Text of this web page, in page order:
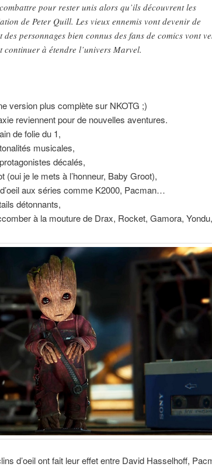
pour rester unis alors qu’ils découvrent les
de Peter Quill. Les vieux ennemis vont devenir de
des personnages bien connus des fans de comics vont
continuer à étendre l’univers Marvel.
version plus complète sur NKOTG ;)
reviennent pour de nouvelles aventures.
de folie du 1,
musicales,
décalés,
(oui je le mets à l’honneur, Baby Groot),
aux séries comme K2000, Pacman…
détonnants,
à la mouture de Drax, Rocket, Gamora,
d’oeil ont fait leur effet entre David Hasselhoff,